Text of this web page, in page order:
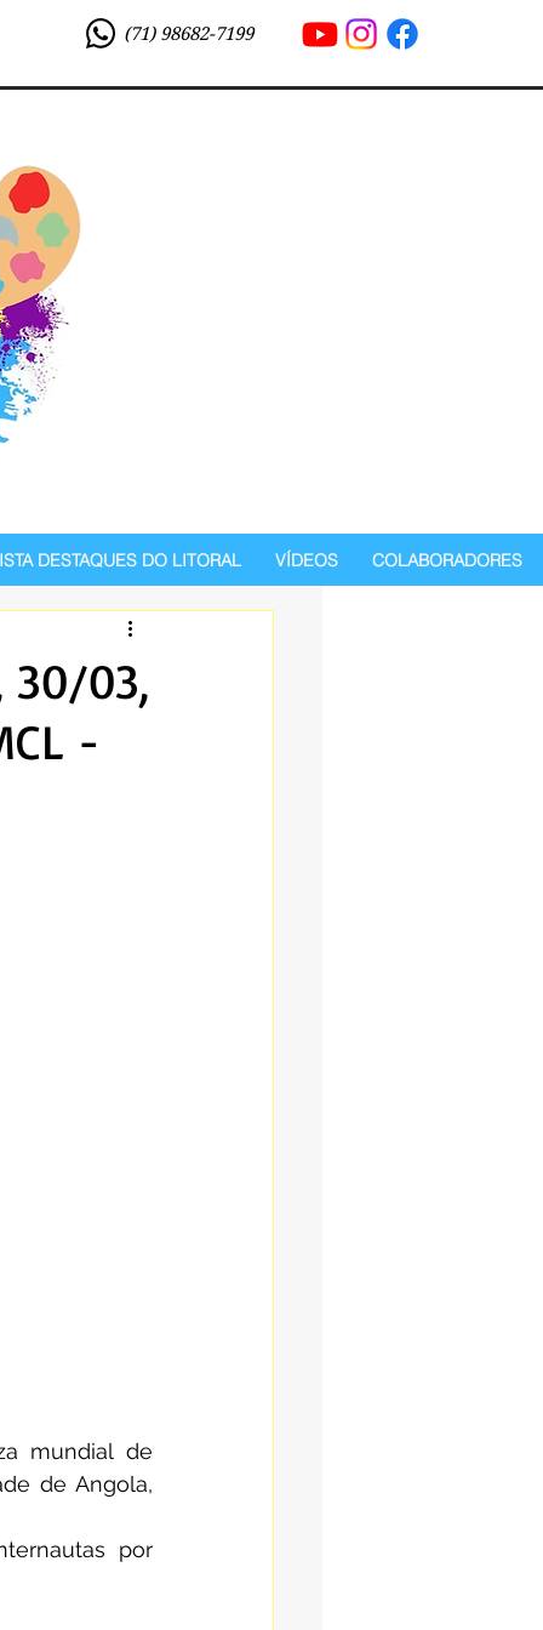
(71) 98682-7199
DESTAQUES DO LITORAL VÍDEOS COLABORADORES
30/03,
-
mundial de
de Angola,
por